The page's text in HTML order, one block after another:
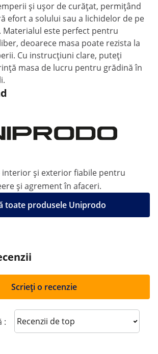
și ușor de curățat, permițând
efort a solului sau a lichidelor de pe
Materialul este perfect pentru
deoarece masa poate rezista la
Cu instrucțiuni clare, puteți
masa de lucru pentru grădină în
interior și exterior fiabile pentru
și agrement în afaceri.
toate produsele Uniprodo
Scrieți o recenzie
: Sort reviews